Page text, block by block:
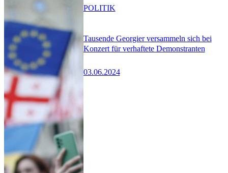
Tausende Georgier versammeln sich bei
Konzert für verhaftete Demonstranten
03.06.2024
POLITIK